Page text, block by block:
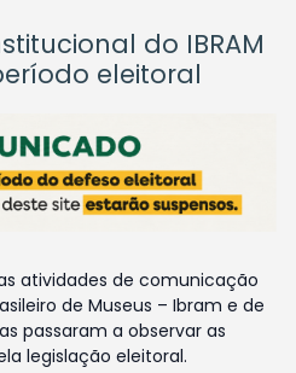
do IBRAM
eleitoral
atividades de comunicação
de Museus – Ibram e de
passaram a observar as
legislação eleitoral.